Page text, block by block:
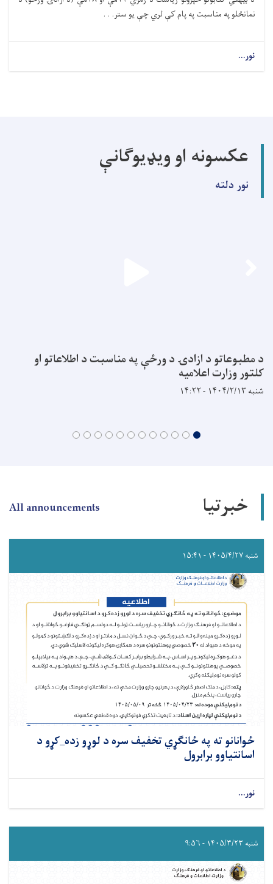
نمانځلو په مناسبت په پام کې لري چې یو ستر. . .
نور...
عکسونه او ویډیوګانې
نور دلته
د مطبوعاتو د ازادۍ د ورځې په مناسبت د اطلاعاتو او
کلتور وزارت اعلاميه
شنبه ۱۴۰۴/۲/۱۳ - ۱۴:۲۲
خبرتیا All announcements
شنبه ۱۴۰۵/۴/۲۷ - ۱۵:۴۱
ځوانانو ته په ځانګړي تخفیف سره د لوړو زده_کړو د
اسانتیاوو برابرول
نور...
شنبه ۱۴۰۵/۳/۲۳ - ۹:۵۶